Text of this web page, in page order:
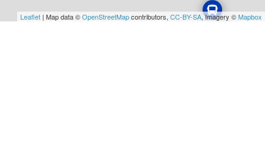
Leaflet | Map data ©OpenStreetMapcontributors, CC-BY-SA, Imagery ©Mapbox